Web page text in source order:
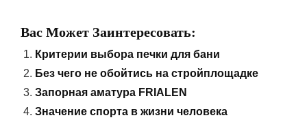
Вас Может Заинтересовать:
Критерии выбора печки для бани
Без чего не обойтись на стройплощадке
Запорная аматура FRIALEN
Значение спорта в жизни человека